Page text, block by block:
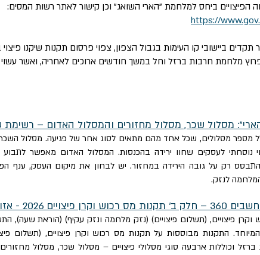
ביחס למלחמת "הארי השואג" וכן קישור לאתר רשות המסים:
https://
ביישובי קו העימות בגבול הצפון, צפוי פרסום תקנות שיקנו פיצוי
מלחמת חרבות ברזל וחל במשך חודשים ארוכים לאחריה, ואשר
מסלול שכר, מסלול מחזורים והמסלול האדום –
מספר מסלולים, שכל אחד מהם מתאים לסוג אחר של פגיעה. מסלול
נוסחתי לעסקים שחוו ירידה בהכנסות. המסלול האדום מאפשר
רק על גובה הירידה במחזור. יש לבחון את מיקום העסק, ענף
לנזק.
ומסלול אדום
התקנות מבוססות על תקנות מס רכוש וקרן פיצויים, (תשלום
חרבות ברזל וכוללות ארבעה סוגי מסלולי פיצויים – מסלול שכר, מסלול